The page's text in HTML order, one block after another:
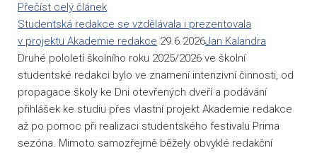
Přečíst celý článek
Studentská redakce se vzdělávala i prezentovala
v projektu Akademie redakce 29.6.2026Jan Kalandra
Druhé pololetí školního roku 2025/2026 ve školní
studentské redakci bylo ve znamení intenzivní činnosti, od
propagace školy ke Dni otevřených dveří a podávání
přihlášek ke studiu přes vlastní projekt Akademie redakce
až po pomoc při realizaci studentského festivalu Prima
sezóna. Mimoto samozřejmě běžely obvyklé redakční